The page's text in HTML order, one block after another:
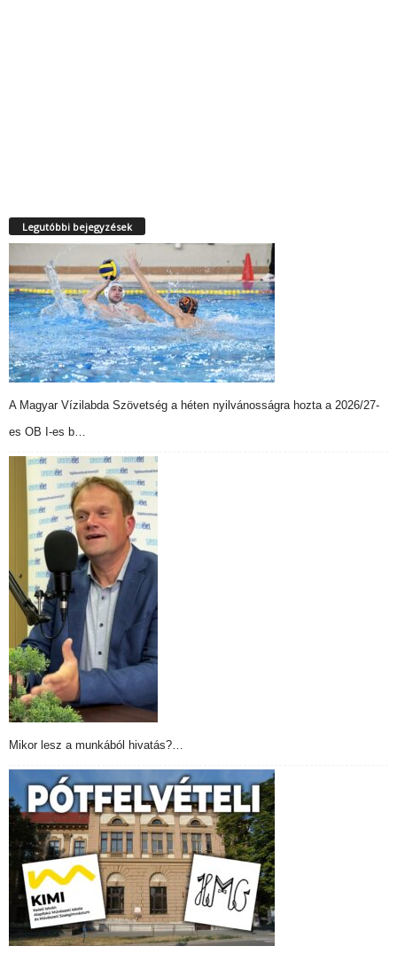
Legutóbbi bejegyzések
A Magyar Vízilabda Szövetség a héten nyilvánosságra hozta a 2026/27-
es OB I-es b…
Mikor lesz a munkából hivatás?…